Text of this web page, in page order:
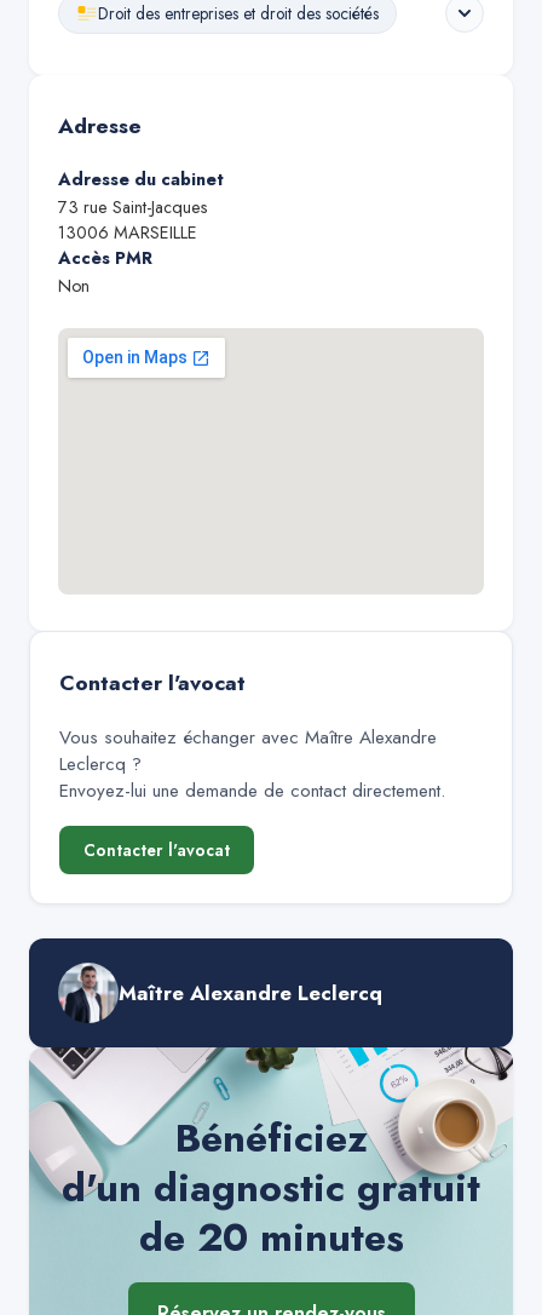
Droit des entreprises et droit des sociétés
Adresse
Adresse du cabinet
73 rue Saint-Jacques
13006 MARSEILLE
Accès PMR
Non
Contacter l'avocat
Vous souhaitez échanger avec Maître Alexandre
Leclercq ?
Envoyez-lui une demande de contact directement.
Contacter l'avocat
Maître Alexandre Leclercq
Bénéficiez
d'un diagnostic gratuit
de 20 minutes